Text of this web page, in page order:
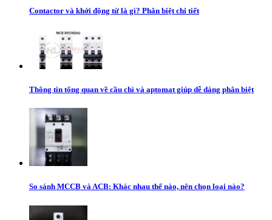
Contactor và khởi động từ là gì? Phân biệt chi tiết
Thông tin tổng quan về cầu chì và aptomat giúp dễ dàng phân biệt
So sánh MCCB và ACB: Khác nhau thế nào, nên chọn loại nào?